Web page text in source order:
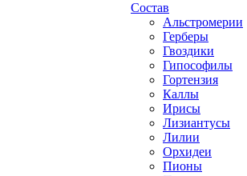
Состав
Альстромерии
Герберы
Гвоздики
Гипософилы
Гортензия
Каллы
Ирисы
Лизиантусы
Лилии
Орхидеи
Пионы